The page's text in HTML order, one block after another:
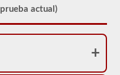
prueba actual)